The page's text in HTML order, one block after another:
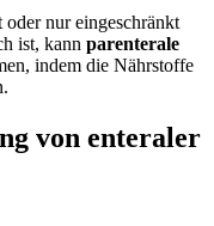
nur eingeschränkt
ist, kann parenterale
indem die Nährstoffe
von enteraler